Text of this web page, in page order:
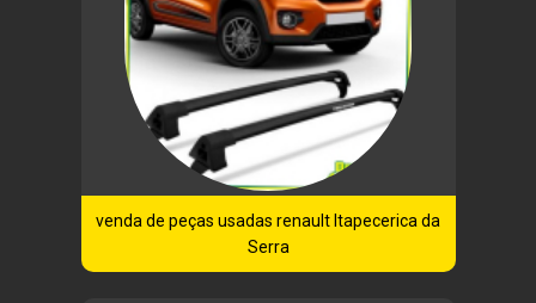
venda de peças usadas renault Itapecerica da
Serra